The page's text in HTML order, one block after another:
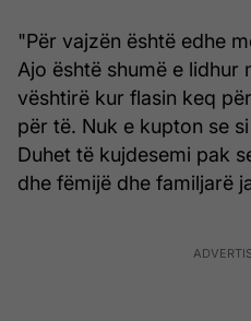
"Për vajzën është edhe
Ajo është shumë e lidhur
vështirë kur flasin keq
për të. Nuk e kupton se
Duhet të kujdesemi pak
dhe fëmijë dhe familjarë